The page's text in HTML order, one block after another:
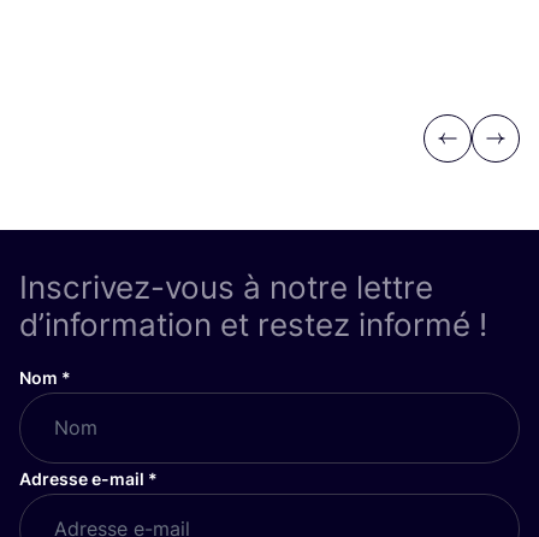
Previous
Next
Inscrivez-vous à notre lettre
d’information et restez informé !
Nom *
Adresse e-mail *